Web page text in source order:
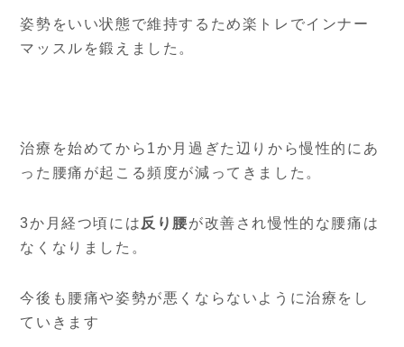
姿勢をいい状態で維持するため楽トレでインナー
マッスルを鍛えました。
治療を始めてから1か月過ぎた辺りから慢性的にあ
った腰痛が起こる頻度が減ってきました。
3か月経つ頃には 反り腰が改善され慢性的な腰痛は
なくなりました。
今後も腰痛や姿勢が悪くならないように治療をし
ていきます